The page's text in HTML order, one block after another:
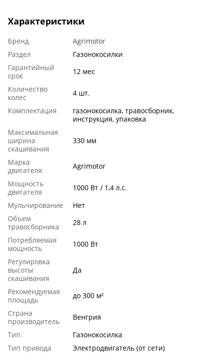
Характеристики
Бренд
Agrimotor
Раздел
Газонокосилки
Гарантийный
срок
12 мес
Количество
колес
4 шт.
Комплектация
газонокосилка, травосборник,
инструкция, упаковка
Максимальная
ширина
скашивания
330 мм
Марка
двигателя
Agrimotor
Мощность
двигателя
1000 Вт / 1,4 л.с.
Мульчирование
Нет
Объем
травосборника
28 л
Потребляемая
мощность
1000 Вт
Регулировка
высоты
скашивания
Да
Рекомендуемая
площадь
до 300 м²
Страна
производитель
Венгрия
Тип
Газонокосилка
Тип привода
Электродвигатель (от сети)